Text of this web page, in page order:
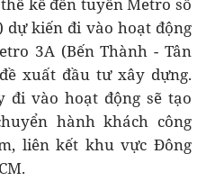
dự kiến đi vào hoạt động
3A (Bến Thành - Tân
xuất đầu tư xây dựng.
vào hoạt động sẽ tạo
hành khách công
liên kết khu vực Đông